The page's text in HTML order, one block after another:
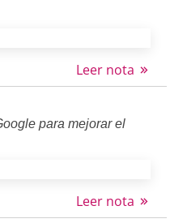
Leer nota
para mejorar el
Leer nota